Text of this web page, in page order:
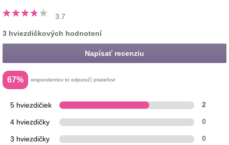
3.7
3 hviezdičkových hodnotení
Napísať recenziu
67% respondentov to odporučí priateľovi
5 hviezdičiek 2
4 hviezdičky 0
3 hviezdičky 0